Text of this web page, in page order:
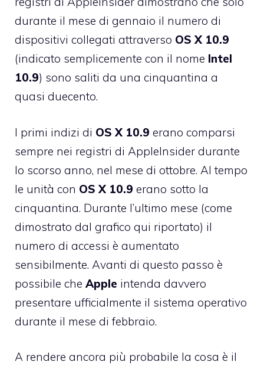
durante il mese di gennaio il numero di
dispositivi collegati attraverso OS X 10.9
(indicato semplicemente con il nome Intel
10.9) sono saliti da una cinquantina a
quasi duecento.
I primi indizi di OS X 10.9 erano comparsi
sempre nei registri di AppleInsider durante
lo scorso anno, nel mese di ottobre. Al tempo
le unità con OS X 10.9 erano sotto la
cinquantina. Durante l’ultimo mese (come
dimostrato dal grafico qui riportato) il
numero di accessi è aumentato
sensibilmente. Avanti di questo passo è
possibile che Apple intenda davvero
presentare ufficialmente il sistema operativo
durante il mese di febbraio.
A rendere ancora più probabile la cosa è il